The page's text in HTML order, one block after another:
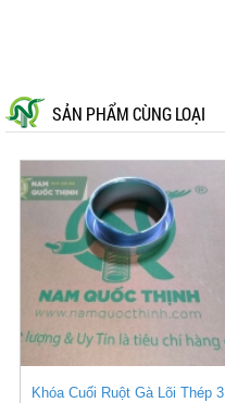
SẢN PHẨM CÙNG LOẠI
Khóa Cuối Ruột Gà Lõi Thép 3